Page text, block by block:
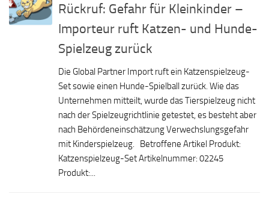
Rückruf: Gefahr für Kleinkinder –
Importeur ruft Katzen- und Hunde-
Spielzeug zurück
Die Global Partner Import ruft ein Katzenspielzeug-
Set sowie einen Hunde-Spielball zurück. Wie das
Unternehmen mitteilt, wurde das Tierspielzeug nicht
nach der Spielzeugrichtlinie getestet, es besteht aber
nach Behördeneinschätzung Verwechslungsgefahr
mit Kinderspielzeug. Betroffene Artikel Produkt:
Katzenspielzeug-Set Artikelnummer: 02245
Produkt:...